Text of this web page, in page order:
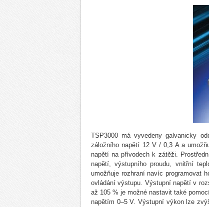
TSP3000 má vyvedeny galvanicky
záložního napětí 12 V / 0,3 A a
napětí na přívodech k zátěži.
napětí, výstupního proudu, vnitřní
umožňuje rozhraní navíc programovat
ovládání výstupu. Výstupní napětí v
až 105 % je možné nastavit také
napětím 0–5 V. Výstupní výkon lze